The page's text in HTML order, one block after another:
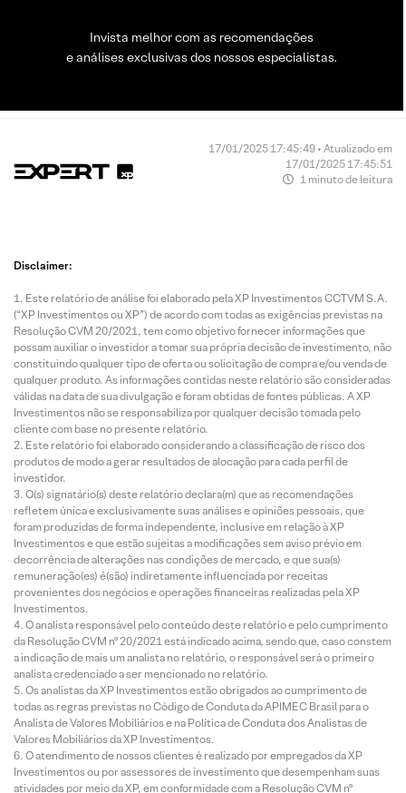
Invista melhor com as recomendações
e análises exclusivas dos nossos especialistas.
17/01/2025 17:45:49 • Atualizado em
17/01/2025 17:45:51
1 minuto de leitura
Disclaimer:
Este relatório de análise foi elaborado pela XP Investimentos CCTVM S.A.
(“XP Investimentos ou XP”) de acordo com todas as exigências previstas na
Resolução CVM 20/2021, tem como objetivo fornecer informações que
possam auxiliar o investidor a tomar sua própria decisão de investimento, não
constituindo qualquer tipo de oferta ou solicitação de compra e/ou venda de
qualquer produto. As informações contidas neste relatório são consideradas
válidas na data de sua divulgação e foram obtidas de fontes públicas. A XP
Investimentos não se responsabiliza por qualquer decisão tomada pelo
cliente com base no presente relatório.
Este relatório foi elaborado considerando a classificação de risco dos
produtos de modo a gerar resultados de alocação para cada perfil de
investidor.
O(s) signatário(s) deste relatório declara(m) que as recomendações
refletem única e exclusivamente suas análises e opiniões pessoais, que
foram produzidas de forma independente, inclusive em relação à XP
Investimentos e que estão sujeitas a modificações sem aviso prévio em
decorrência de alterações nas condições de mercado, e que sua(s)
remuneração(es) é(são) indiretamente influenciada por receitas
provenientes dos negócios e operações financeiras realizadas pela XP
Investimentos.
O analista responsável pelo conteúdo deste relatório e pelo cumprimento
da Resolução CVM nº 20/2021 está indicado acima, sendo que, caso constem
a indicação de mais um analista no relatório, o responsável será o primeiro
analista credenciado a ser mencionado no relatório.
Os analistas da XP Investimentos estão obrigados ao cumprimento de
todas as regras previstas no Código de Conduta da APIMEC Brasil para o
Analista de Valores Mobiliários e na Política de Conduta dos Analistas de
Valores Mobiliários da XP Investimentos.
O atendimento de nossos clientes é realizado por empregados da XP
Investimentos ou por assessores de investimento que desempenham suas
atividades por meio da XP, em conformidade com a Resolução CVM nº